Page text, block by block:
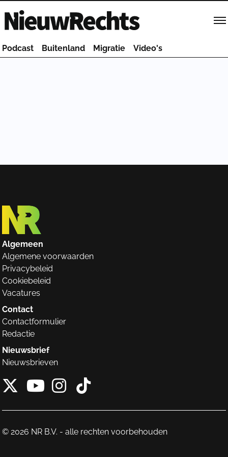
Homepage van NieuwRechts
Podcast Buitenland Migratie Video's
Algemeen
Algemene voorwaarden
Privacybeleid
Cookiebeleid
Vacatures
Contact
Contactformulier
Redactie
Nieuwsbrief
Nieuwsbrieven
X van NieuwRechts
Instagram van
Tiktok van
© 2026 NR B.V. - alle rechten voorbehouden